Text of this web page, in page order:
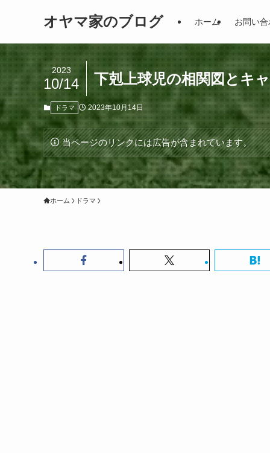
オヤマ家のブログ ホーム お問い
下剋上球児の相関図とキ
2023
10/14
ドラマ 2023年10月14日
当ページのリンクには広告が含まれています。
ホーム ドラマ